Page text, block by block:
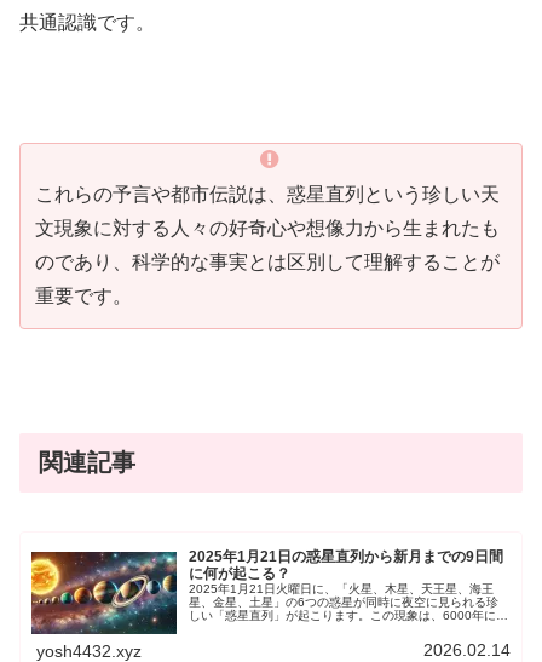
共通認識です。
これらの予言や都市伝説は、惑星直列という珍しい天
文現象に対する人々の好奇心や想像力から生まれたも
のであり、科学的な事実とは区別して理解することが
重要です。
関連記事
2025年1月21日の惑星直列から新月までの9日間
に何が起こる？
2025年1月21日火曜日に、「火星、木星、天王星、海王
星、金星、土星」の6つの惑星が同時に夜空に見られる珍
しい「惑星直列」が起こります。この現象は、6000年に4
く、スピリチュアルな観点からも注目されています。
yosh4432.xyz 2026.02.14